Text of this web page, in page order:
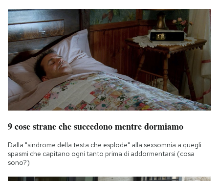
9 cose strane che succedono mentre dormiamo
Dalla "sindrome della testa che esplode" alla sexsomnia a quegli
spasmi che capitano ogni tanto prima di addormentarsi (cosa
sono?)